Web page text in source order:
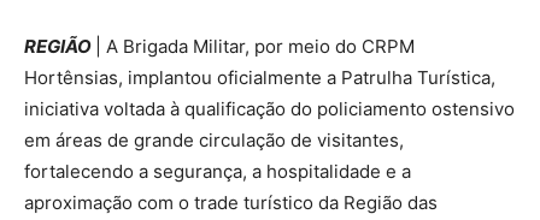
REGIÃO
| A Brigada Militar, por meio do CRPM
Hortênsias, implantou oficialmente a Patrulha Turística,
iniciativa voltada à qualificação do policiamento ostensivo
em áreas de grande circulação de visitantes,
fortalecendo a segurança, a hospitalidade e a
aproximação com o trade turístico da Região das